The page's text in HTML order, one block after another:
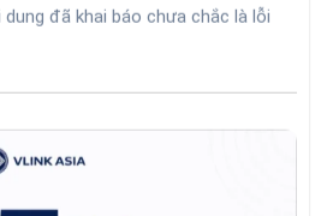
dung đã khai báo chưa chắc là lỗi